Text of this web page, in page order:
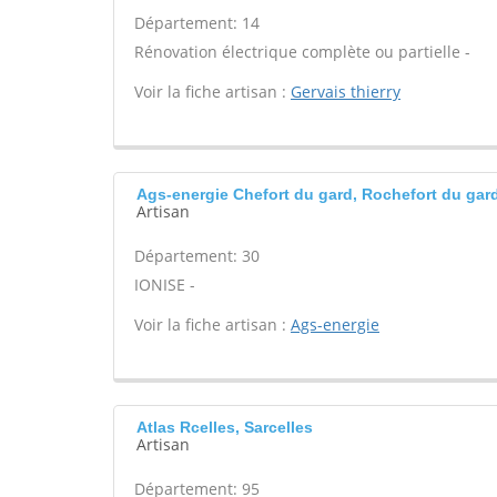
Département: 14
Rénovation électrique complète ou partielle -
Voir la fiche artisan : Gervais thierry
Ags-energie Chefort du gard, Rochefort du
Artisan
Département: 30
IONISE -
Voir la fiche artisan : Ags-energie
Atlas Rcelles, Sarcelles
Artisan
Département: 95